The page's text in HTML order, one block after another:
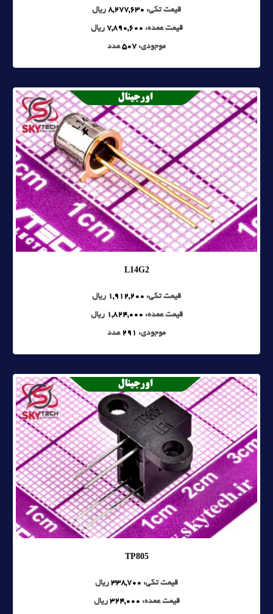
قیمت تکی: 8,277,630 ریال
قیمت عمده: 7,890,600 ریال
موجودی: 507عدد
L14G2
قیمت تکی: 1,912,200 ریال
قیمت عمده: 1,824,000 ریال
موجودی: 291 عدد
TP805
قیمت تکی: 338,700 ریال
قیمت عمده: 324,000 ریال